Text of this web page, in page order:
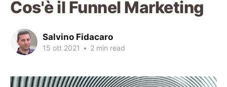
Cos'è il Funnel Marketing
Salvino Fidacaro
15 ott 2021 • 2 min read